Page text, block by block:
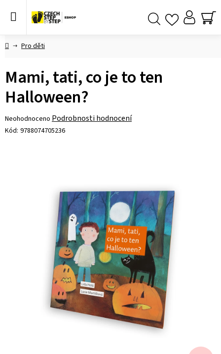
Hledat
DomůPro děti
Mami, tati, co je to ten
Halloween?
Průměrné
hodnocení
Neohodnoceno Podrobnosti hodnocení
Kód: 9788074705236